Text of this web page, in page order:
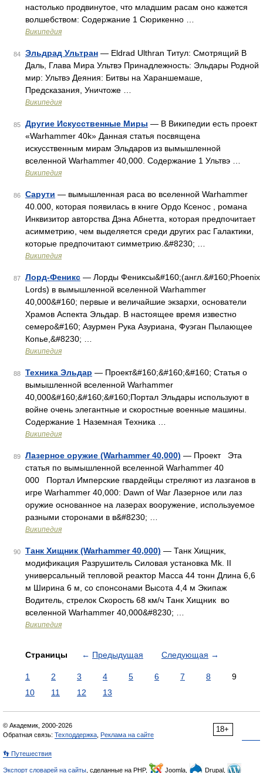
настолько продвинутое, что младшим расам оно кажется
волшебством: Содержание 1 Сюрикенно …
Википедия
84 Эльдрад Ультран — Eldrad Ulthran Титул: Смотрящий В
Даль, Глава Мира Ультвэ Принадлежность: Эльдары Родной
мир: Ультвэ Деяния: Битвы на Хараншемаше,
Предсказания, Уничтоже …
Википедия
85 Другие Искусственные Миры — В Википедии есть проект
«Warhammer 40k» Данная статья посвящена
искусственным мирам Эльдаров из вымышленной
вселенной Warhammer 40,000. Содержание 1 Ультвэ …
Википедия
86 Сарути — вымышленная раса во вселенной Warhammer
40.000, которая появилась в книге Ордо Ксенос , романа
Инквизитор авторства Дэна Абнетта, которая предпочитает
асимметрию, чем выделяется среди других рас Галактики,
которые предпочитают симметрию.&#8230; …
Википедия
87 Лорд-Феникс — Лорды Фениксы&#160;(англ.&#160;Phoenix
Lords) в вымышленной вселенной Warhammer
40,000&#160; первые и величайшие экзархи, основатели
Храмов Аспекта Эльдар. В настоящее время известно
семеро&#160; Азурмен Рука Азуриана, Фуэган Пылающее
Копье,&#8230; …
Википедия
88 Техника Эльдар — Проект&#160;&#160;&#160; Статья о
вымышленной вселенной Warhammer
40,000&#160;&#160;&#160;Портал Эльдары используют в
войне очень элегантные и скоростные военные машины.
Содержание 1 Наземная Техника …
Википедия
89 Лазерное оружие (Warhammer 40,000) — Проект Эта
статья по вымышленной вселенной Warhammer 40
000 Портал Имперские гвардейцы стреляют из лазганов в
игре Warhammer 40,000: Dawn of War Лазерное или лаз
оружие основанное на лазерах вооружение, используемое
разными сторонами в в&#8230; …
Википедия
90 Танк Хищник (Warhammer 40,000) — Танк Хищник,
модификация Разрушитель Силовая установка Mk. II
универсальный тепловой реактор Масса 44 тонн Длина 6,6
м Ширина 6 м, со спонсонами Высота 4,4 м Экипаж
Водитель, стрелок Скорость 68 км/ч Танк Хищник во
вселенной Warhammer 40,000&#8230; …
Википедия
Страницы ← Предыдущая Следующая →
1 2 3 4 5 6 7 8
9
10
11 12 13
18+
© Академик, 2000-2026
Обратная связь: Техподдержка Реклама на сайте
👣 Путешествия
Экспорт словарей на сайты , сделанные на PHP, Joomla, Drupal,